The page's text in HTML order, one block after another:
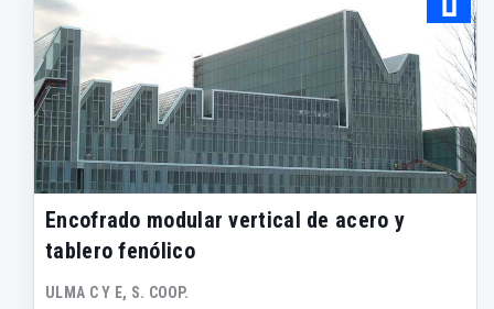
Encofrado modular vertical de acero y
tablero fenólico
ULMA C Y E, S. COOP.